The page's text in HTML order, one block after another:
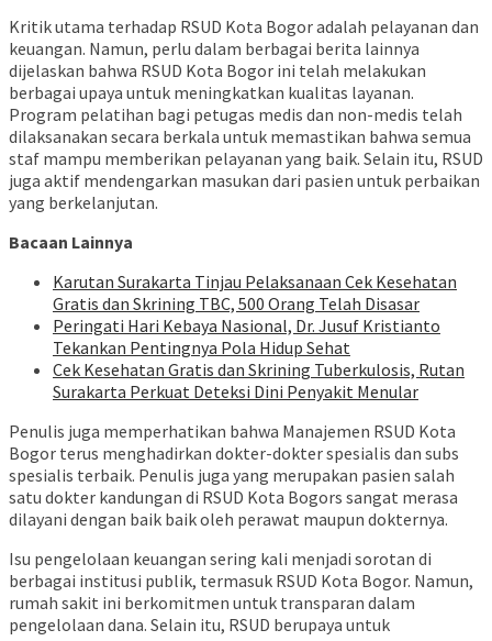
Kritik utama terhadap RSUD Kota Bogor adalah pelayanan dan
keuangan. Namun, perlu dalam berbagai berita lainnya
dijelaskan bahwa RSUD Kota Bogor ini telah melakukan
berbagai upaya untuk meningkatkan kualitas layanan.
Program pelatihan bagi petugas medis dan non-medis telah
dilaksanakan secara berkala untuk memastikan bahwa semua
staf mampu memberikan pelayanan yang baik. Selain itu, RSUD
juga aktif mendengarkan masukan dari pasien untuk perbaikan
yang berkelanjutan.
Bacaan Lainnya
Karutan Surakarta Tinjau Pelaksanaan Cek Kesehatan
Gratis dan Skrining TBC, 500 Orang Telah Disasar
Peringati Hari Kebaya Nasional, Dr. Jusuf Kristianto
Tekankan Pentingnya Pola Hidup Sehat
Cek Kesehatan Gratis dan Skrining Tuberkulosis, Rutan
Surakarta Perkuat Deteksi Dini Penyakit Menular
Penulis juga memperhatikan bahwa Manajemen RSUD Kota
Bogor terus menghadirkan dokter-dokter spesialis dan subs
spesialis terbaik. Penulis juga yang merupakan pasien salah
satu dokter kandungan di RSUD Kota Bogors sangat merasa
dilayani dengan baik baik oleh perawat maupun dokternya.
Isu pengelolaan keuangan sering kali menjadi sorotan di
berbagai institusi publik, termasuk RSUD Kota Bogor. Namun,
rumah sakit ini berkomitmen untuk transparan dalam
pengelolaan dana. Selain itu, RSUD berupaya untuk